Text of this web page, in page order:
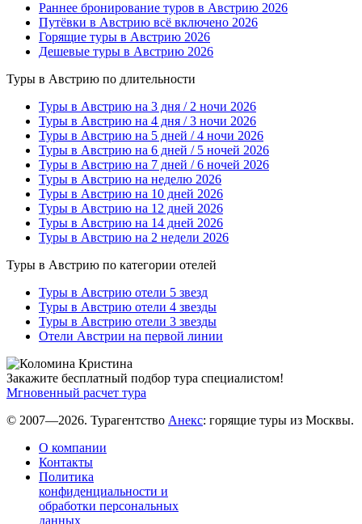
Раннее бронирование туров в Австрию 2026
Путёвки в Австрию всё включено 2026
Горящие туры в Австрию 2026
Дешевые туры в Австрию 2026
Туры в Австрию по длительности
Туры в Австрию на 3 дня / 2 ночи 2026
Туры в Австрию на 4 дня / 3 ночи 2026
Туры в Австрию на 5 дней / 4 ночи 2026
Туры в Австрию на 6 дней / 5 ночей 2026
Туры в Австрию на 7 дней / 6 ночей 2026
Туры в Австрию на неделю 2026
Туры в Австрию на 10 дней 2026
Туры в Австрию на 12 дней 2026
Туры в Австрию на 14 дней 2026
Туры в Австрию на 2 недели 2026
Туры в Австрию по категории отелей
Туры в Австрию отели 5 звезд
Туры в Австрию отели 4 звезды
Туры в Австрию отели 3 звезды
Отели Австрии на первой линии
Закажите бесплатный подбор тура специалистом!
Мгновенный расчет тура
© 2007—2026. Турагентство Анекс: горящие туры из Москвы.
О компании
Контакты
Политика
конфиденциальности и
обработки персональных
данных